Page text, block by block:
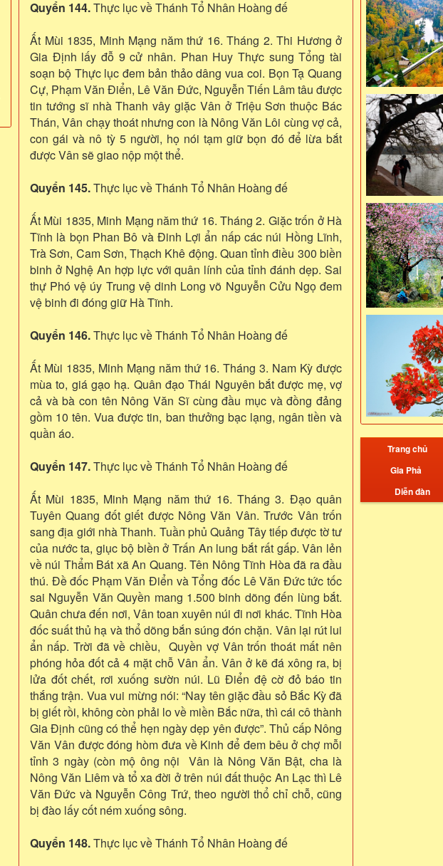
Quyển 144.Thực lục về Thánh Tổ Nhân Hoàng đế
Ất Mùi 1835, Minh Mạng năm thứ 16. Tháng 2. Thi Hương ở
Gia Định lấy đỗ 9 cử nhân. Phan Huy Thực sung Tổng tài
soạn bộ Thực lục đem bản thảo dâng vua coi. Bọn Tạ Quang
Cự, Phạm Văn Điển, Lê Văn Đức, Nguyễn Tiến Lâm tâu được
tin tướng sĩ nhà Thanh vây giặc Vân ở Triệu Sơn thuộc Bác
Thán, Vân chạy thoát nhưng con là Nông Văn Lôi cùng vợ cả,
con gái và nô tỳ 5 người, họ nói tạm giữ bọn đó để lừa bắt
được Vân sẽ giao nộp một thể.
Quyển 145.Thực lục về Thánh Tổ Nhân Hoàng đế
Ất Mùi 1835, Minh Mạng năm thứ 16. Tháng 2. Giặc trốn ở Hà
Tĩnh là bọn Phan Bô và Đinh Lợi ẩn nấp các núi Hồng Lĩnh,
Trà Sơn, Cam Sơn, Thạch Khê động. Quan tỉnh điều 300 biền
binh ở Nghệ An hợp lực với quân lính của tỉnh đánh dẹp. Sai
thự Phó vệ úy Trung vệ dinh Long võ Nguyễn Cửu Ngọ đem
vệ binh đi đóng giữ Hà Tĩnh.
Quyển 146.Thực lục về Thánh Tổ Nhân Hoàng đế
Ất Mùi 1835, Minh Mạng năm thứ 16. Tháng 3. Nam Kỳ được
mùa to, giá gạo hạ. Quân đạo Thái Nguyên bắt được mẹ, vợ
cả và bà con tên Nông Văn Sĩ cùng đầu mục và đồng đảng
gồm 10 tên. Vua được tin, ban thưởng bạc lạng, ngân tiền và
quần áo.
Quyển 147.Thực lục về Thánh Tổ Nhân Hoàng đế
Ất Mùi 1835, Minh Mạng năm thứ 16. Tháng 3. Đạo quân
Tuyên Quang đốt giết được Nông Văn Vân. Trước Vân trốn
sang địa giới nhà Thanh. Tuần phủ Quảng Tây tiếp được tờ tư
của nước ta, giục bộ biền ở Trấn An lung bắt rất gấp. Vân lẻn
về núi Thẩm Bát xã An Quang. Tên Nông Tĩnh Hòa đã ra đầu
thú. Đề đốc Phạm Văn Điển và Tổng đốc Lê Văn Đức tức tốc
sai Nguyễn Văn Quyền mang 1.500 binh dõng đến lùng bắt.
Quân chưa đến nơi, Vân toan xuyên núi đi nơi khác. Tĩnh Hòa
đốc suất thủ hạ và thổ dõng bắn súng đón chặn. Vân lại rút lui
ẩn nấp. Trời đã về chiều, Quyền vợ Vân trốn thoát mất nên
phóng hỏa đốt cả 4 mặt chỗ Vân ẩn. Vân ở kẽ đá xông ra, bị
lửa đốt chết, rơi xuống sườn núi. Lũ Điển đệ cờ đỏ báo tin
thắng trận. Vua vui mừng nói: “Nay tên giặc đầu sỏ Bắc Kỳ đã
bị giết rồi, không còn phải lo về miền Bắc nữa, thì cái cô thành
Gia Định cũng có thể hẹn ngày dẹp yên được”. Thủ cấp Nông
Văn Vân được đóng hòm đưa về Kinh để đem bêu ở chợ mỗi
tỉnh 3 ngày (còn mộ ông nội Vân là Nông Văn Bật, cha là
Nông Văn Liêm và tổ xa đời ở trên núi đất thuộc An Lạc thì Lê
Văn Đức và Nguyễn Công Trứ, theo người thổ chỉ chỗ, cũng
bị đào lấy cốt ném xuống sông.
Quyển 148.Thực lục về Thánh Tổ Nhân Hoàng đế
Trang chủ
Gia Phả
Diễn đàn